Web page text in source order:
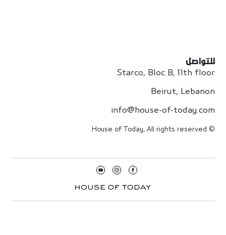
للتواصل
Starco, Bloc B, 11th floor
Beirut, Lebanon
info@house-of-today.com
© House of Today, All rights reserved.